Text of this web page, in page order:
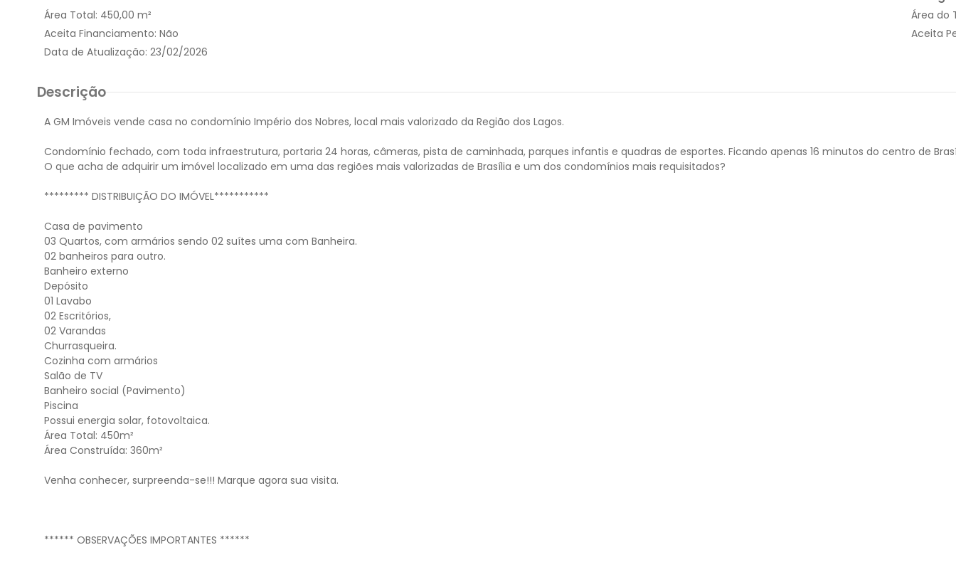
Área Total: 450,00 m²
Área do
Aceita Financiamento: Não
Aceita
Data de Atualização: 23/02/2026
Descrição
A GM Imóveis vende casa no condomínio Império dos Nobres, local mais valorizado da Região dos Lagos.
Condomínio fechado, com toda infraestrutura, portaria 24 horas, câmeras, pista de caminhada, parques infantis e quadras de esportes. Ficando apenas 16 minutos do centro de
O que acha de adquirir um imóvel localizado em uma das regiões mais valorizadas de Brasília e um dos condomínios mais requisitados?
********* DISTRIBUIÇÃO DO IMÓVEL***********
Casa de pavimento
03 Quartos, com armários sendo 02 suítes uma com Banheira.
02 banheiros para outro.
Banheiro externo
Depósito
01 Lavabo
02 Escritórios,
02 Varandas
Churrasqueira.
Cozinha com armários
Salão de TV
Banheiro social (Pavimento)
Piscina
Possui energia solar, fotovoltaica.
Área Total: 450m²
Área Construída: 360m²
Venha conhecer, surpreenda-se!!! Marque agora sua visita.
****** OBSERVAÇÕES IMPORTANTES ******